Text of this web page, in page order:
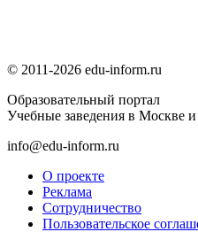
© 2011-2026 edu-inform.ru
Образовательный портал
Учебные заведения в Москве
info@edu-inform.ru
О проекте
Реклама
Сотрудничество
Пользовательское